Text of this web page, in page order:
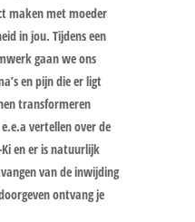
maken met moeder
in jou. Tijdens een
gaan we ons
en pijn die er ligt
transformeren
vertellen over de
en er is natuurlijk
van de inwijding
ontvang je